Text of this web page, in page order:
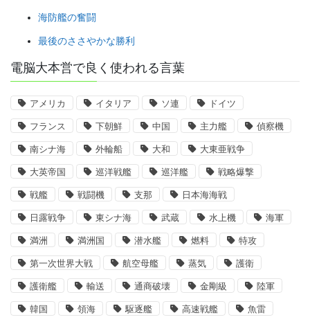
海防艦の奮闘
最後のささやかな勝利
電脳大本営で良く使われる言葉
アメリカ イタリア ソ連 ドイツ
フランス 下朝鮮 中国 主力艦 偵察機
南シナ海 外輪船 大和 大東亜戦争
大英帝国 巡洋戦艦 巡洋艦 戦略爆撃
戦艦 戦闘機 支那 日本海海戦
日露戦争 東シナ海 武蔵 水上機 海軍
満洲 満洲国 潜水艦 燃料 特攻
第一次世界大戦 航空母艦 蒸気 護衛
護衛艦 輸送 通商破壊 金剛級 陸軍
韓国 領海 駆逐艦 高速戦艦 魚雷